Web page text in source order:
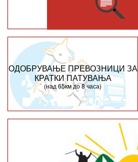
ОДОБРУВАЊЕ ПРЕВОЗНИЦИ ЗА
КРАТКИ ПАТУВАЊА
(над 65км до 8 часа)